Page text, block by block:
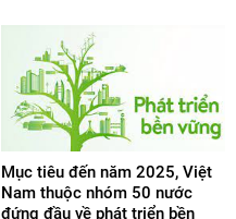
Mục tiêu đến năm 2025, Việt
Nam thuộc nhóm 50 nước
đứng đầu về phát triển bền